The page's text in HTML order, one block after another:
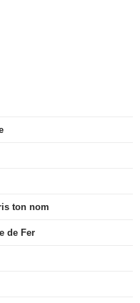
ton nom
de Fer